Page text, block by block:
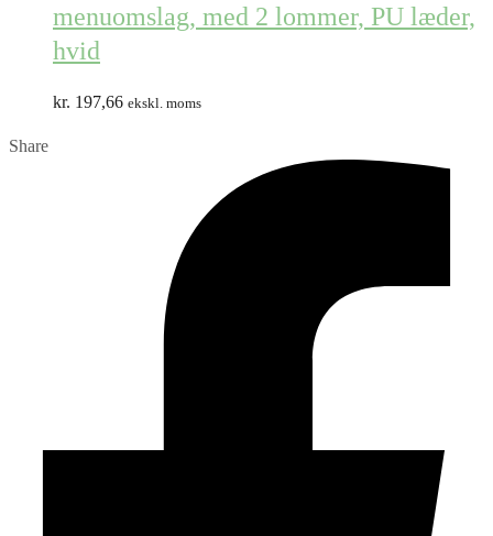
menuomslag, med 2 lommer, PU læder,
hvid
kr. 197,66 ekskl. moms
Share